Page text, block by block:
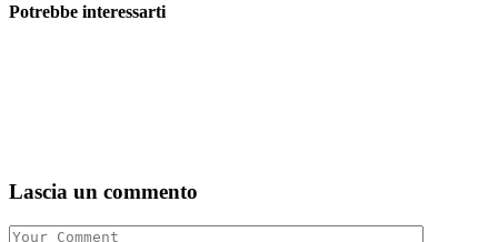
Potrebbe interessarti
Lascia un commento